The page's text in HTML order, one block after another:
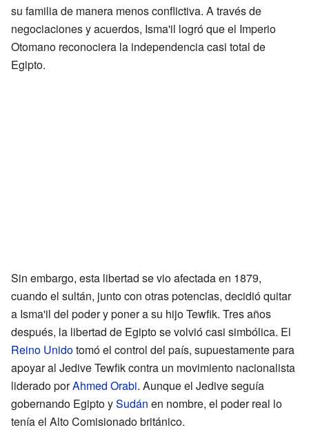
su familia de manera menos conflictiva. A través de
negociaciones y acuerdos, Isma'il logró que el Imperio
Otomano reconociera la independencia casi total de
Egipto.
Sin embargo, esta libertad se vio afectada en 1879,
cuando el sultán, junto con otras potencias, decidió quitar
a Isma'il del poder y poner a su hijo Tewfik. Tres años
después, la libertad de Egipto se volvió casi simbólica. El
Reino Unidotomó el control del país, supuestamente para
apoyar al Jedive Tewfik contra un movimiento nacionalista
liderado porAhmed Orabi. Aunque el Jedive seguía
gobernando Egipto ySudán en nombre, el poder real lo
tenía el Alto Comisionado británico.